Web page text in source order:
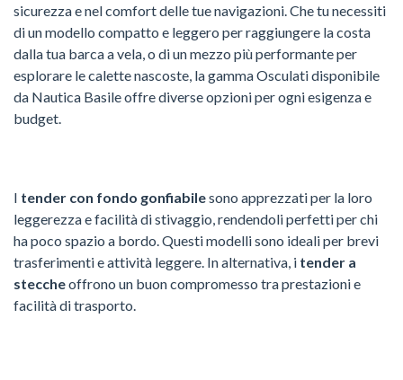
sicurezza e nel comfort delle tue navigazioni. Che tu necessiti
di un modello compatto e leggero per raggiungere la costa
dalla tua barca a vela, o di un mezzo più performante per
esplorare le calette nascoste, la gamma Osculati disponibile
da Nautica Basile offre diverse opzioni per ogni esigenza e
budget.
I tender con fondo gonfiabilesono apprezzati per la loro
leggerezza e facilità di stivaggio, rendendoli perfetti per chi
ha poco spazio a bordo. Questi modelli sono ideali per brevi
trasferimenti e attività leggere. In alternativa, i tender a
steccheoffrono un buon compromesso tra prestazioni e
facilità di trasporto.